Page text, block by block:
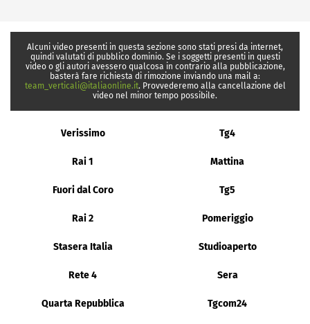
Alcuni video presenti in questa sezione sono stati presi da internet,
quindi valutati di pubblico dominio. Se i soggetti presenti in questi
video o gli autori avessero qualcosa in contrario alla pubblicazione,
basterà fare richiesta di rimozione inviando una mail a:
team_verticali@italiaonline.it. Provvederemo alla cancellazione del
video nel minor tempo possibile.
Verissimo Tg4
Rai 1 Mattina
Fuori dal Coro Tg5
Rai 2 Pomeriggio
Stasera Italia Studioaperto
Rete 4 Sera
Quarta Repubblica Tgcom24